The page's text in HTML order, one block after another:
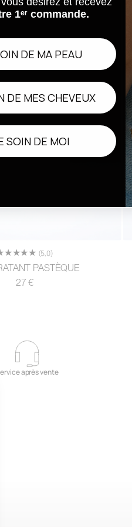
(5,0)
PASTÈQUE
Prix
27 €
après vente
1ᵉʳ commande.
DE MA PEAU
DE MES CHEVEUX
SOIN DE MOI